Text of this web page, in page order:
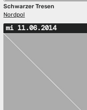
Schwarzer Tresen
Nordpol
mi 11.06.2014